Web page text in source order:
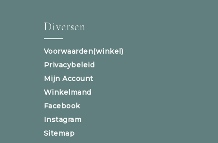
Diversen
Voorwaarden(winkel)
Privacybeleid
Mijn Account
Winkelmand
Facebook
Instagram
Sitemap